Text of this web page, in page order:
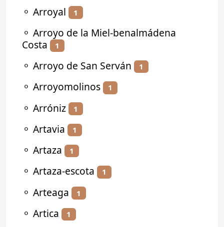
⚬ Arroyal 1
⚬ Arroyo de la Miel-benalmádena
Costa
1
⚬ Arroyo de San Serván 1
⚬ Arroyomolinos 1
⚬ Arróniz 1
⚬ Artavia 1
⚬ Artaza 1
⚬ Artaza-escota 1
⚬ Arteaga 1
⚬ Artica 1